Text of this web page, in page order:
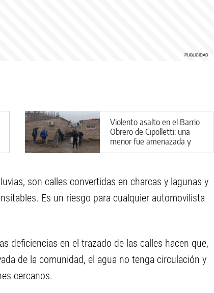
Violento asalto en el Barrio
Obrero de Cipolletti: una
menor fue amenazada y
encerrada
son calles convertidas en charcas y lagunas y
Es un riesgo para cualquier automovilista
deficiencias en el trazado de las calles hacen que,
de la comunidad, el agua no tenga circulación y
cercanos.